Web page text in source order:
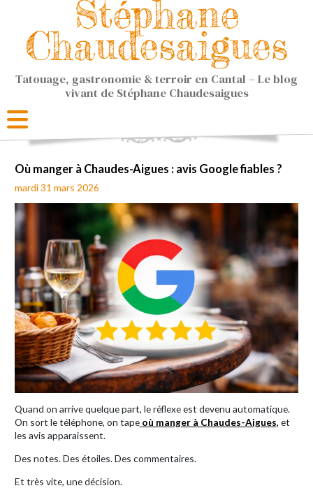
Stéphane
Chaudesaigues
Tatouage, gastronomie & terroir en Cantal – Le blog
vivant de Stéphane Chaudesaigues
Où manger à Chaudes-Aigues : avis Google fiables ?
mardi 31 mars 2026
Quand on arrive quelque part, le réflexe est devenu automatique.
On sort le téléphone, on tape où manger à Chaudes-Aigues, et
les avis apparaissent.
Des notes. Des étoiles. Des commentaires.
Et très vite, une décision.